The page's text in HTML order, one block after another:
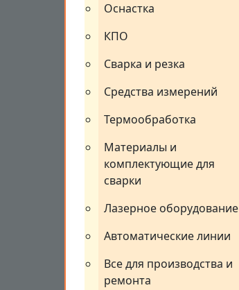
Оснастка
КПО
Сварка и резка
Средства измерений
Термообработка
Материалы и
комплектующие для
сварки
Лазерное оборудование
Автоматические линии
Все для производства и
ремонта